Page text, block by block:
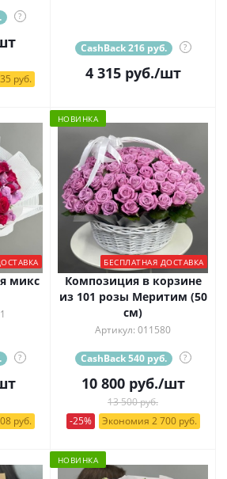
?
руб.
CashBack 216 руб. ?
4 315руб./шт
микс
?
руб.
НОВИНКА
БЕСПЛАТНАЯ ДОСТАВКА
Композиция в корзине
из 101 розы Меритим (50
см)
Артикул: 011580
CashBack 540 руб. ?
10 800руб./шт
13 500 руб.
-25%
Экономия 2 700 руб.
НОВИНКА